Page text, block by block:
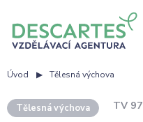
Úvod Tělesná výchova
Tělesná výchova TV 97